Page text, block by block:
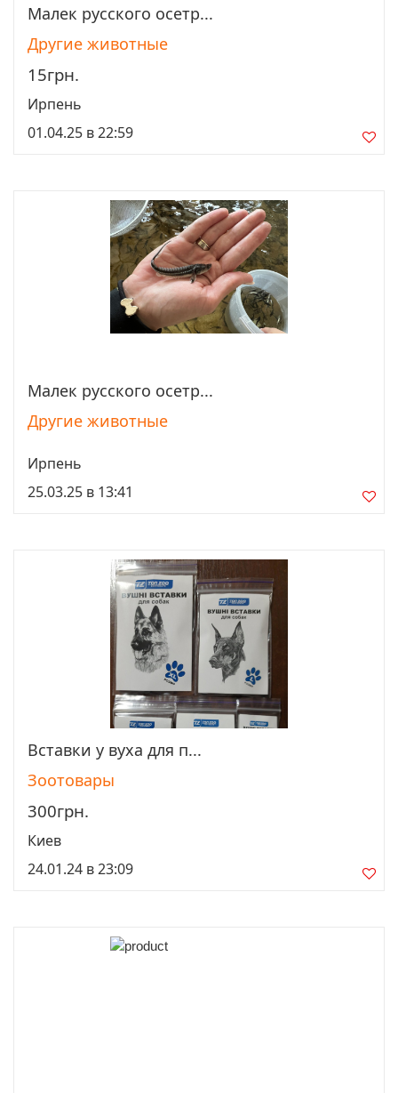
Просмотреть
Малек рyccкого осетр...
Другие животные
15грн.
Ирпень
01.04.25 в 22:59
Просмотреть
Малек русcкого осетр...
Другие животные
Ирпень
25.03.25 в 13:41
Просмотреть
Вставки у вуха для п...
Зоотовары
300грн.
Киев
24.01.24 в 23:09